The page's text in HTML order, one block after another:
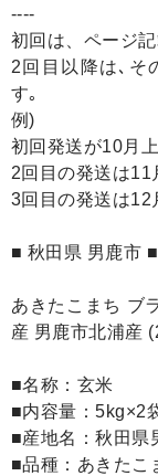
----
初回は、ページ
2回目以降は､そ
す｡
例)
初回発送が10月
2回目の発送は11
3回目の発送は12
■ 秋田県 男鹿市 ■
あきたこまち ブ
産 男鹿市北浦産
■名称：玄米
■内容量：5kg×2
■産地名：秋田県
■品種：あきたこ